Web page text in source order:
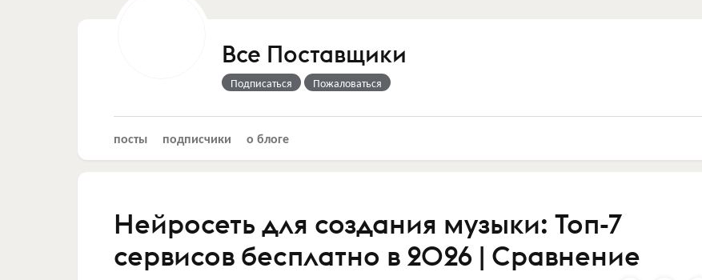
Все Поставщики
Подписаться Пожаловаться
посты подписчики о блоге
Нейросеть для создания музыки: Топ-7
сервисов бесплатно в 2026 | Сравнение